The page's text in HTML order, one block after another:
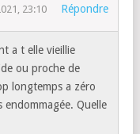
23:10 Répondre
a t elle vieillie
ou proche de
longtemps a zéro
Quelle